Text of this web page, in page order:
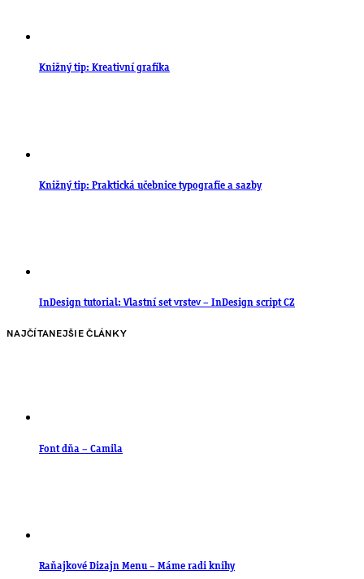
Knižný tip: Kreativní grafika
Knižný tip: Praktická učebnice typografie a sazby
InDesign tutorial: Vlastní set vrstev – InDesign script CZ
NAJČÍTANEJŠIE ČLÁNKY
Font dňa – Camila
Raňajkové Dizajn Menu – Máme radi knihy